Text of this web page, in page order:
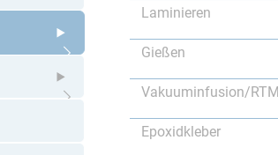
Untermenü öffnen
Untermenü öffnen
Laminieren
Gießen
Vakuuminfusion/RTM
Epoxidkleber